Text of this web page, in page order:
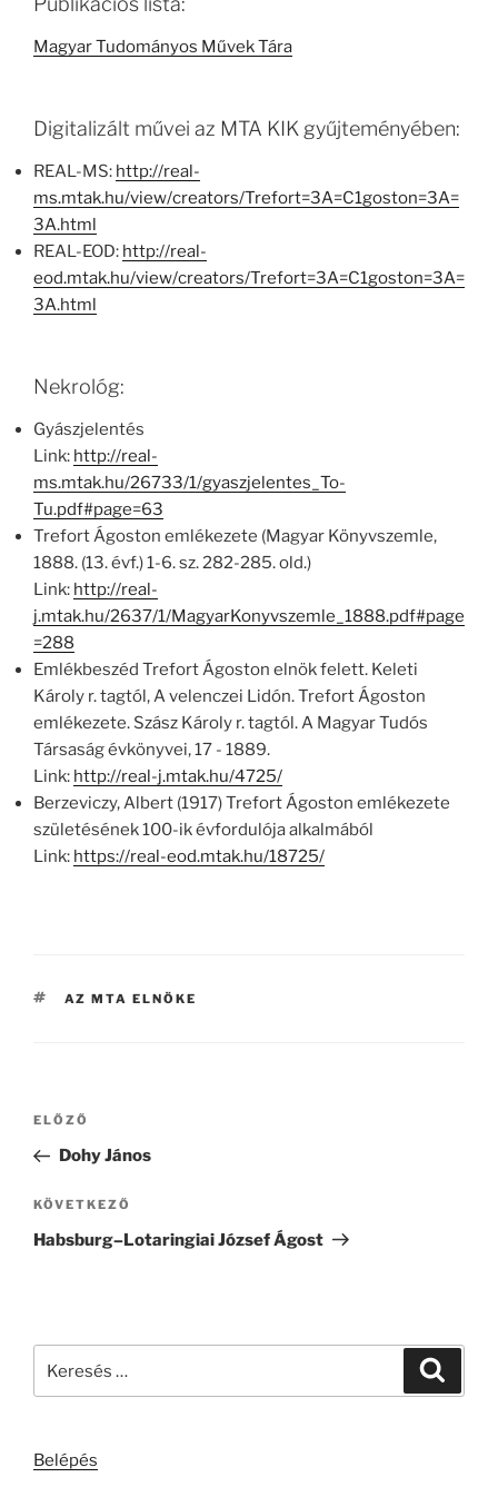
Magyar Tudományos Művek Tára
Digitalizált művei az MTA KIK gyűjteményében:
REAL-MS: http://real-
ms.mtak.hu/view/creators/Trefort=3A=C1goston=3A=
3A.html
REAL-EOD: http://real-
eod.mtak.hu/view/creators/Trefort=3A=C1goston=3A=
3A.html
Nekrológ:
Gyászjelentés
Link: http://real-
ms.mtak.hu/26733/1/gyaszjelentes_To-
Tu.pdf#page=63
Trefort Ágoston emlékezete (Magyar Könyvszemle,
1888. (13. évf.) 1-6. sz. 282-285. old.)
Link: http://real-
j.mtak.hu/2637/1/MagyarKonyvszemle_1888.pdf#page
=288
Emlékbeszéd Trefort Ágoston elnök felett. Keleti
Károly r. tagtól, A velenczei Lidón. Trefort Ágoston
emlékezete. Szász Károly r. tagtól. A Magyar Tudós
Társaság évkönyvei, 17 - 1889.
Link: http://real-j.mtak.hu/4725/
Berzeviczy, Albert (1917) Trefort Ágoston emlékezete
születésének 100-ik évfordulója alkalmából
Link: https://real-eod.mtak.hu/18725/
CÍMKÉK
AZ MTA ELNÖKE
Bejegyzés
Korábbi
bejegyzés
ELŐZŐ
Dohy János
Következő
bejegyzés
KÖVETKEZŐ
Habsburg–Lotaringiai József Ágost
Belépés